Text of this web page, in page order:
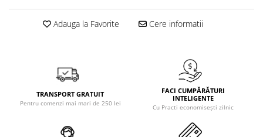
Adauga la Favorite Cere informatii
TRANSPORT GRATUIT
Pentru comenzi mai mari de 250 lei
FACI CUMPĂRĂTURI
INTELIGENTE
Cu Practi economisești zilnic